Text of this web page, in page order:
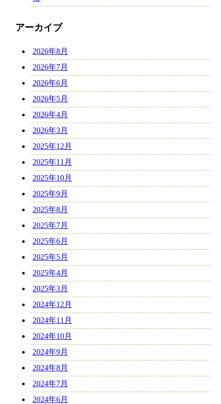
アーカイブ
2026年8月
2026年7月
2026年6月
2026年5月
2026年4月
2026年3月
2025年12月
2025年11月
2025年10月
2025年9月
2025年8月
2025年7月
2025年6月
2025年5月
2025年4月
2025年3月
2024年12月
2024年11月
2024年10月
2024年9月
2024年8月
2024年7月
2024年6月